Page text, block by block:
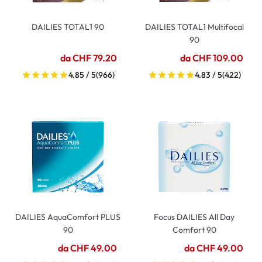
DAILIES TOTAL1 90
da CHF 79.20
4.85 / 5(966)
DAILIES TOTAL1 Multifocal
90
da CHF 109.00
4.83 / 5(422)
DAILIES AquaComfort PLUS
90
da CHF 49.00
Focus DAILIES All Day
Comfort 90
da CHF 49.00